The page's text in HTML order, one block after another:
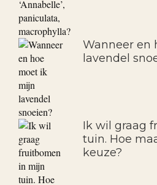
Wanneer en
lavendel
Ik wil graag
tuin. Hoe
keuze?